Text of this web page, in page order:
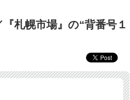
札幌市場』の“背番号１